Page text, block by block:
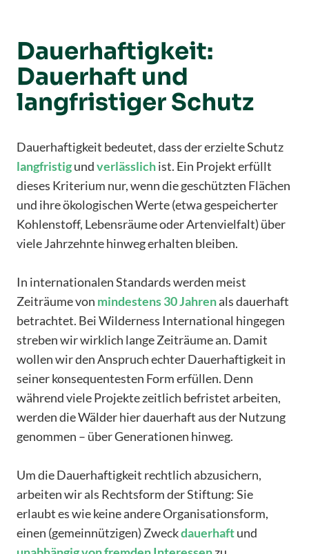
Dauerhaftigkeit:
Dauerhaft und
langfristiger Schutz
Dauerhaftigkeit bedeutet, dass der erzielte Schutz
langfristigundverlässlichist. Ein Projekt erfüllt
dieses Kriterium nur, wenn die geschützten Flächen
und ihre ökologischen Werte (etwa gespeicherter
Kohlenstoff, Lebensräume oder Artenvielfalt) über
viele Jahrzehnte hinweg erhalten bleiben.
In internationalen Standards werden meist
Zeiträume von mindestens30Jahrenals dauerhaft
betrachtet. Bei Wilderness International hingegen
streben wir wirklich lange Zeiträume an. Damit
wollen wir den Anspruch echter Dauerhaftigkeit in
seiner konsequentesten Form erfüllen. Denn
während viele Projekte zeitlich befristet arbeiten,
werden die Wälder hier dauerhaft aus der Nutzung
genommen – über Generationen hinweg.
Um die Dauerhaftigkeit rechtlich abzusichern,
arbeiten wir als Rechtsform der Stiftung: Sie
erlaubt es wie keine andere Organisationsform,
einen (gemeinnützigen) Zweckdauerhaftund